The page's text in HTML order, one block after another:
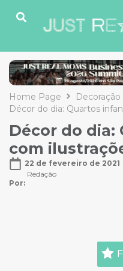
Home Page
Decoração
Décor do dia: Quartos
Décor do
com
22 de fevereiro de 2021
Por:
Redação